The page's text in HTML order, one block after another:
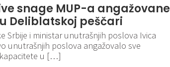
snage MUP-a angažovane
Deliblatskoj peščari
Srbije i ministar unutrašnjih poslova Ivica
unutrašnjih poslova angažovalo sve
u […]